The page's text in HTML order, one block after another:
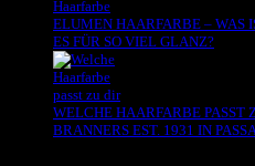
ELUMEN HAARFARBE – WAS
ES FÜR SO VIEL GLANZ?
WELCHE HAARFARBE PASST
BRANNERS EST. 1931 IN